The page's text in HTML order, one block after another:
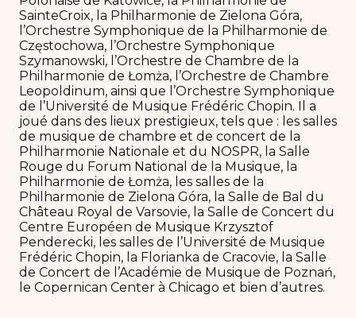
SainteCroix, la Philharmonie de Zielona Góra,
l’Orchestre Symphonique de la Philharmonie de
Częstochowa, l’Orchestre Symphonique
Szymanowski, l’Orchestre de Chambre de la
Philharmonie de Łomża, l’Orchestre de Chambre
Leopoldinum, ainsi que l’Orchestre Symphonique
de l’Université de Musique Frédéric Chopin. Il a
joué dans des lieux prestigieux, tels que : les salles
de musique de chambre et de concert de la
Philharmonie Nationale et du NOSPR, la Salle
Rouge du Forum National de la Musique, la
Philharmonie de Łomża, les salles de la
Philharmonie de Zielona Góra, la Salle de Bal du
Château Royal de Varsovie, la Salle de Concert du
Centre Européen de Musique Krzysztof
Penderecki, les salles de l’Université de Musique
Frédéric Chopin, la Florianka de Cracovie, la Salle
de Concert de l’Académie de Musique de Poznań,
le Copernican Center à Chicago et bien d’autres.